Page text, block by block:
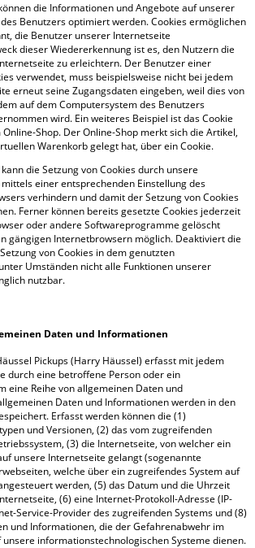
die Informationen und Angebote auf unserer
Benutzers optimiert werden. Cookies ermöglichen
die Benutzer unserer Internetseite
dieser Wiedererkennung ist es, den Nutzern die
zu erleichtern. Der Benutzer einer
verwendet, muss beispielsweise nicht bei jedem
erneut seine Zugangsdaten eingeben, weil dies von
auf dem Computersystem des Benutzers
wird. Ein weiteres Beispiel ist das Cookie
Shop. Der Online-Shop merkt sich die Artikel,
Warenkorb gelegt hat, über ein Cookie.
die Setzung von Cookies durch unsere
einer entsprechenden Einstellung des
verhindern und damit der Setzung von Cookies
Ferner können bereits gesetzte Cookies jederzeit
oder andere Softwareprogramme gelöscht
gängigen Internetbrowsern möglich. Deaktiviert die
von Cookies in dem genutzten
Umständen nicht alle Funktionen unserer
nutzbar.
Daten und Informationen
Pickups (Harry Häussel) erfasst mit jedem
durch eine betroffene Person oder ein
eine Reihe von allgemeinen Daten und
Daten und Informationen werden in den
Erfasst werden können die (1)
und Versionen, (2) das vom zugreifenden
(3) die Internetseite, von welcher ein
unsere Internetseite gelangt (sogenannte
welche über ein zugreifendes System auf
werden, (5) das Datum und die Uhrzeit
(6) eine Internet-Protokoll-Adresse (IP-
Service-Provider des zugreifenden Systems und (8)
und Informationen, die der Gefahrenabwehr im
unsere informationstechnologischen Systeme dienen.